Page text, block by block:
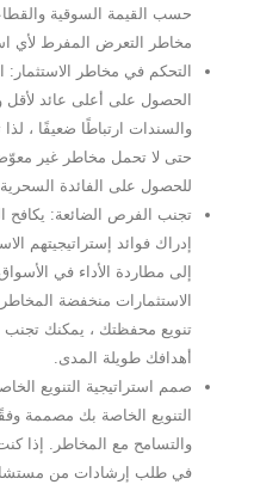
حسب القيمة السوقية
مخاطر التعرض المفرط لأي
التحكم في مخاطر
الحصول على أعلى عائد
والسندات ارتباطًا ضعيفًا ،
حتى لا تحمل مخاطر غير
للحصول على الفائدة
تجنب الفرص الضائعة: يكافح
إدراك فوائد إستراتيجيتهم
إلى مطاردة الأداء في
الاستثمارات منخفضة
تنويع محفظتك ، يمكنك تجنب
أهدافك طويلة المدى.
صمم استراتيجية التنويع
التنويع الخاصة بك مصممة
والتسامح مع المخاطر. إذا
في طلب إرشادات من